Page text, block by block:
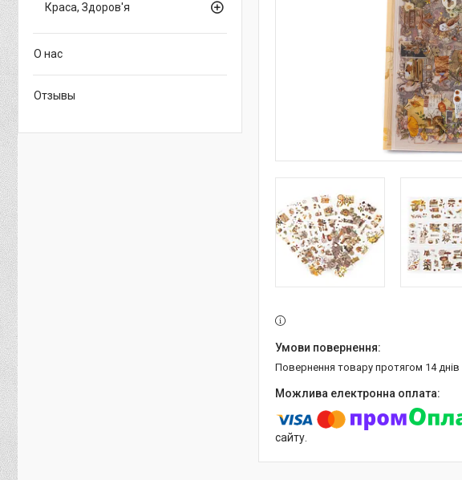
повернення товару протягом 14 днів
сайту.
Краса, Здоров'я
О нас
Отзывы